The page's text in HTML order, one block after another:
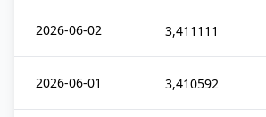
2026-06-02 3,411111
2026-06-01 3,410592